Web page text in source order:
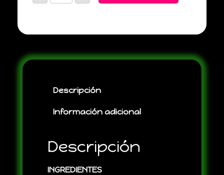
Descripción
Información adicional
Descripción
INGREDIENTES